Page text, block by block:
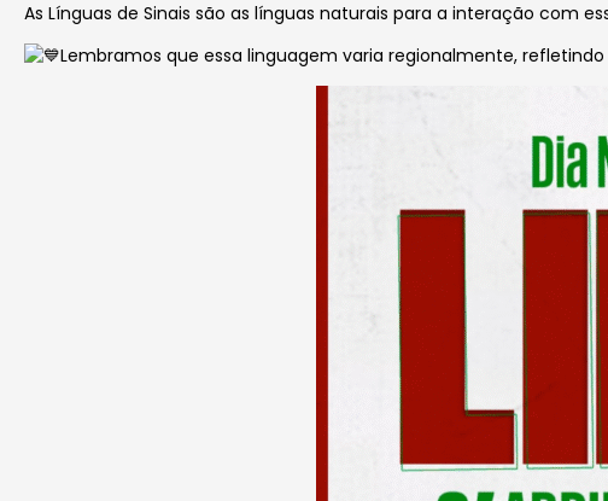
As Línguas de Sinais são as línguas naturais para a interação com
Lembramos que essa linguagem varia regionalmente,